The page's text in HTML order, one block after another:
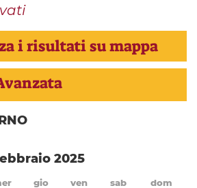
i risultati su mappa
2025
gio ven sab dom